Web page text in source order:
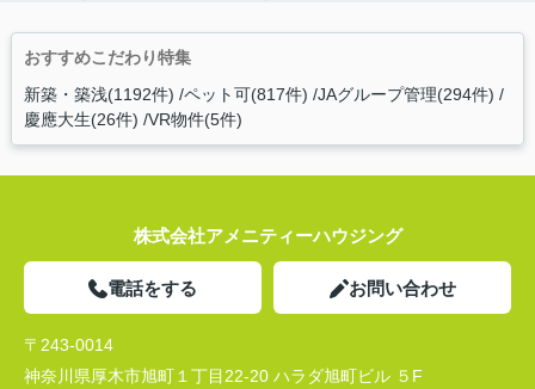
おすすめこだわり特集
新築・築浅(1192件) ペット可(817件) JAグループ管理(294件)
慶應大生(26件) VR物件(5件)
株式会社アメニティーハウジング
電話をする お問い合わせ
〒243-0014
神奈川県厚木市旭町１丁目22-20 ハラダ旭町ビル ５F